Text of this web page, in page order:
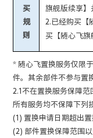
买
规
则
旗舰版续享】
2.已经购买【
买【随心飞旗
* 随心飞置换服务仅限
件。其余部件不参与置
2.1不在置换服务保障范
所有服务均不保障下列
(1) 置换申请日期超出置
(2) 部件置换保障范围以